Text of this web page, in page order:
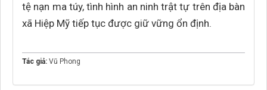
tệ nạn ma túy, tình hình an ninh trật tự trên địa bàn
xã Hiệp Mỹ tiếp tục được giữ vững ổn định.
Tác giả: Vũ Phong